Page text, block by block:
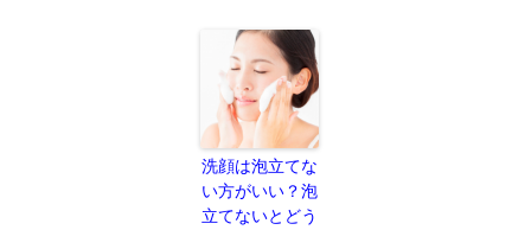
洗顔は泡立てな
い方がいい？泡
立てないとどう